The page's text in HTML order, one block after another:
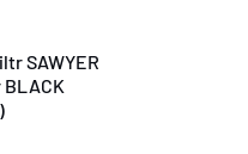
SAWYER
BLACK